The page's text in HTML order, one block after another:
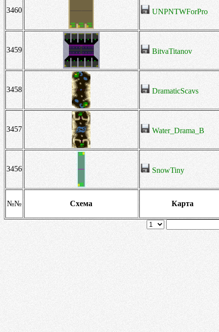
3460 UNPNTWForPro
3459 BitvaTitanov
3458 DramaticScavs
3457 Water_Drama_B
3456 SnowTiny
№№ Схема Карта